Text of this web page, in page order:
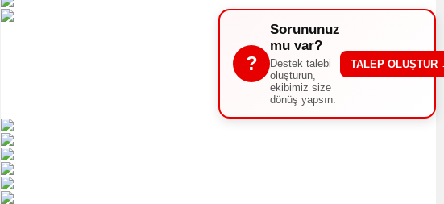
?
Sorununuz
mu var?
Destek talebi
oluşturun,
ekibimiz size
dönüş yapsın.
TALEP OLUŞTUR